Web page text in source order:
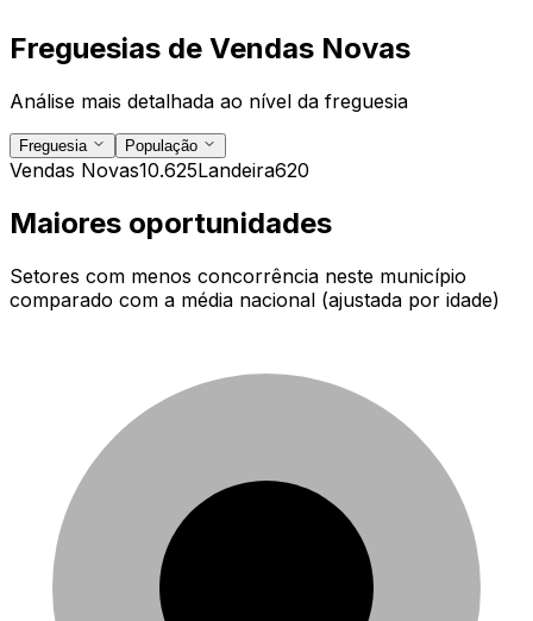
Freguesias de Vendas Novas
Análise mais detalhada ao nível da freguesia
Freguesia População
Vendas Novas10.625Landeira620
Maiores oportunidades
Setores com menos concorrência neste município
comparado com a média nacional (ajustada por idade)